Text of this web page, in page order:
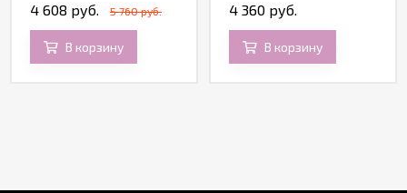
4 608 руб. 5 760 руб.
В корзину
4 360 руб.
В корзину